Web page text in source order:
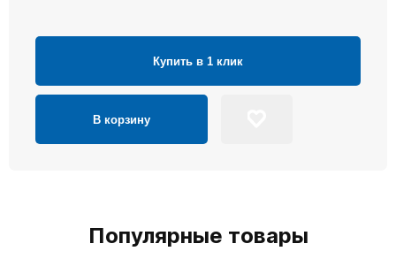
Купить в 1 клик
В корзину
Популярные товары